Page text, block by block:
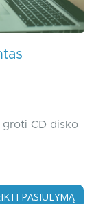
groti CD disko
PASIŪLYMĄ